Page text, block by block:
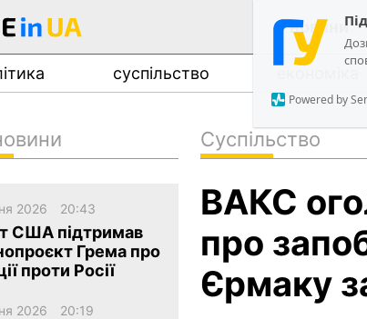
Powered by
новини
суспільство
Суспільство
ВАКС
про
Єрмаку
2026 20:43
США підтримав
Грема про
проти Росії
2026 20:19